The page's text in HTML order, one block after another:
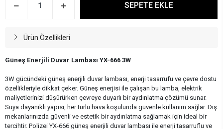
SEPETE EKLE
Ürün Özellikleri
Güneş Enerjili Duvar Lambası YX-666 3W
3W gücündeki güneş enerjili duvar lambası, enerji tasarrufu ve çevre dostu
özellikleriyle dikkat çeker. Güneş enerjisi ile çalışan bu lamba, elektrik
maliyetlerinizi düşürürken çevreye duyarlı bir aydınlatma çözümü sunar.
Suya dayanıklı yapısı, her türlü hava koşulunda güvenle kullanım sağlar. Dış
mekanlarınızda güvenli ve estetik bir aydınlatma sağlamak için ideal bir
tercihtir. Polizei YX-666 güneş enerjili duvar lambası ile enerji tasarruflu ve